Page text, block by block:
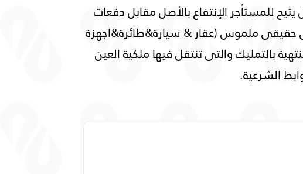
للمستأجر الإنتفاع بالأصل مقابل دفعات
حقيقى ملموس (عقار & سيارة&طائرة&اجهزة
بالتمليك والتى تنتقل فيها ملكية العين
الشرعية.